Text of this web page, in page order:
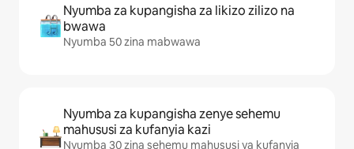
Nyumba za kupangisha za likizo zilizo na
bwawa
Nyumba 50 zina mabwawa
Nyumba za kupangisha zenye sehemu
mahususi za kufanyia kazi
Nyumba 30 zina sehemu mahususi ya kufanyia